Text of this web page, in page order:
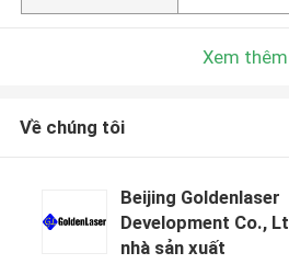
Xem thêm
Về chúng tôi
Beijing Goldenlaser
Development Co.,
nhà sản xuất